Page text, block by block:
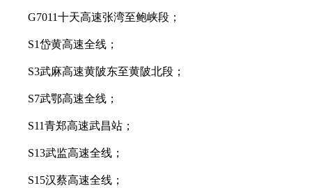
G7011十天高速张湾至鲍峡段；
S1岱黄高速全线；
S3武麻高速黄陂东至黄陂北段；
S7武鄂高速全线；
S11青郑高速武昌站；
S13武监高速全线；
S15汉蔡高速全线；